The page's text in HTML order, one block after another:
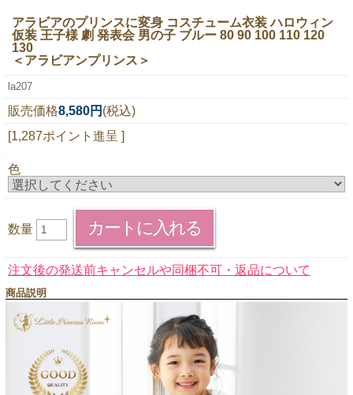
アラビアのプリンスに変身 コスチューム衣装 ハロウィン
仮装 王子様 劇 発表会 男の子 ブルー 80 90 100 110 120
130
＜アラビアンプリンス＞
la207
販売価格8,580円 (税込)
[1,287ポイント進呈 ]
色
数量
注文後の発送前キャンセルや同梱不可・返品について
商品説明
当店は持続可能な開発目標「SDGs」を推進しています。
0120-221-040